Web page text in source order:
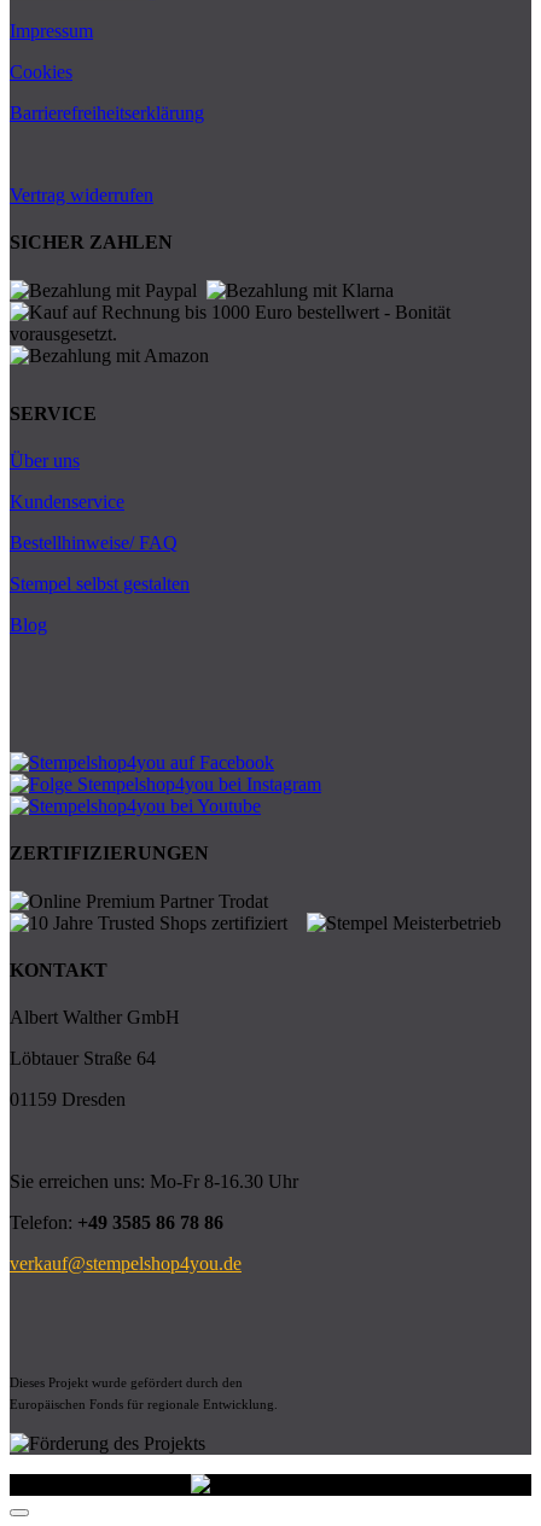
Impressum
Cookies
Barrierefreiheitserklärung
Vertrag widerrufen
SICHER ZAHLEN
SERVICE
Über uns
Kundenservice
Bestellhinweise/ FAQ
Stempel selbst gestalten
Blog
ZERTIFIZIERUNGEN
KONTAKT
Albert Walther GmbH
Löbtauer Straße 64
01159 Dresden
Sie erreichen uns: Mo-Fr 8-16.30 Uhr
Telefon: +49 3585 86 78 86
verkauf@stempelshop4you.de
Dieses Projekt wurde gefördert durch den
Europäischen Fonds für regionale Entwicklung.